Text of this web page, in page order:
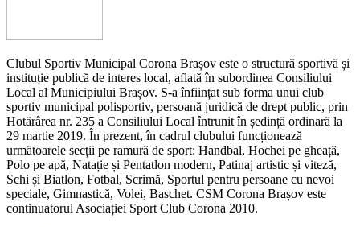
Clubul Sportiv Municipal Corona Brașov este o structură sportivă și
instituție publică de interes local, aflată în subordinea Consiliului
Local al Municipiului Brașov. S-a înființat sub forma unui club
sportiv municipal polisportiv, persoană juridică de drept public, prin
Hotărârea nr. 235 a Consiliului Local întrunit în ședință ordinară la
29 martie 2019. În prezent, în cadrul clubului funcționează
următoarele secții pe ramură de sport: Handbal, Hochei pe gheață,
Polo pe apă, Natație și Pentatlon modern, Patinaj artistic și viteză,
Schi și Biatlon, Fotbal, Scrimă, Sportul pentru persoane cu nevoi
speciale, Gimnastică, Volei, Baschet. CSM Corona Brașov este
continuatorul Asociației Sport Club Corona 2010.